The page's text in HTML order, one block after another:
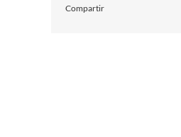
Compartir